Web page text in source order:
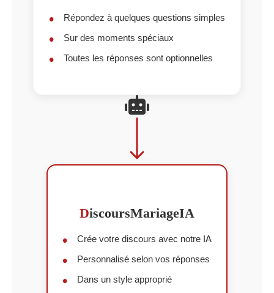
Répondez à quelques questions simples
Sur des moments spéciaux
Toutes les réponses sont optionnelles
DiscoursMariageIA
Crée votre discours avec notre IA
Personnalisé selon vos réponses
Dans un style approprié